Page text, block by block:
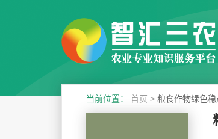
当前位置： 首页 > 粮食作物绿色